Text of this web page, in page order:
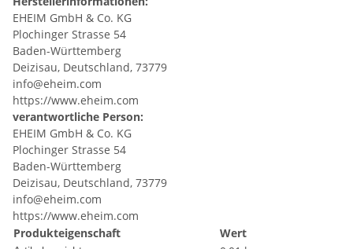
EHEIM GmbH & Co. KG
Plochinger Strasse 54
Baden-Württemberg
Deizisau, Deutschland, 73779
info@eheim.com
https://www.eheim.com
verantwortliche Person:
EHEIM GmbH & Co. KG
Plochinger Strasse 54
Baden-Württemberg
Deizisau, Deutschland, 73779
info@eheim.com
https://www.eheim.com
Produkteigenschaft
Wert